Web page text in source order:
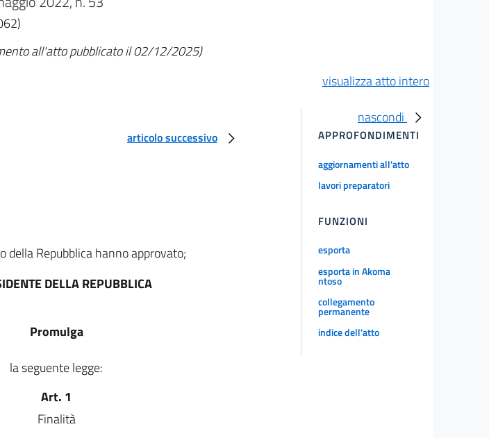
all'atto pubblicato il 02/12/2025)
visualizza atto intero
articolo successivo
della Repubblica hanno approvato;
DELLA REPUBBLICA
Promulga
la seguente legge:
Art. 1
Finalità
nascondi
APPROFONDIMENTI
aggiornamenti all'atto
lavori preparatori
FUNZIONI
esporta
esporta in Akoma
ntoso
collegamento
permanente
indice dell'atto